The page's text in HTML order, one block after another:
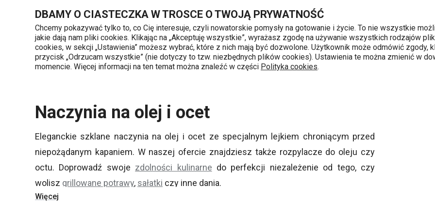
DBAMY O CIASTECZKA W TROSCE O TWOJĄ PRYWATNOŚĆ
Chcemy pokazywać tylko to, co Cię interesuje, czyli nowatorskie pomysły na gotowanie i życie. To nie wszystkie
jakie dają nam pliki cookies. Klikając na „Akceptuję wszystkie”, wyrażasz zgodę na używanie wszystkich rodzajów
cookies, w sekcji „Ustawienia” możesz wybrać, które z nich mają być dozwolone. Użytkownik może odmówić zgody,
przycisk „Odrzucam wszystkie” (nie dotyczy to tzw. niezbędnych plików cookies). Ustawienia te można zmienić w
momencie. Więcej informacji na ten temat można znaleźć w części Polityka cookies.
Przejdź do głównej zawartości
Przejdź do wyszukiwania
Przejdź do nawigacji
Kategorie produktów 720 809 700
Poniedziałek - piątek od 8 do 16
Naczynia na olej i ocet
Eleganckie szklane naczynia na olej i ocet ze specjalnym lejkiem chroniącym przed
niepożądanym kapaniem. W naszej ofercie znajdziesz także rozpylacze do oleju czy
octu. Doprowadź swoje zdolności kulinarne do perfekcji niezależenie od tego, czy
wolisz grillowane potrawy, sałatki czy inne dania.
Więcej